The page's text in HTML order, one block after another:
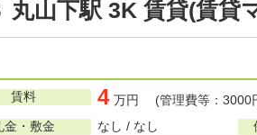
丸山下駅 3K 賃貸(賃貸
賃料 4 万円 (管理費等：3000
金・敷金
なし / なし